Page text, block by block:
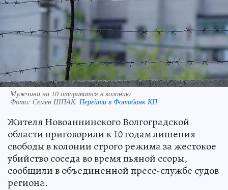
Мужчина на 10 отправится в колонию
Фото: Семен ШПАК. Перейти в Фотобанк КП
Жителя Новоаннинского Волгоградской
области приговорили к 10 годам лишения
свободы в колонии строго режима за жестокое
убийство соседа во время пьяной ссоры,
сообщили в объединенной пресс-службе судов
региона.